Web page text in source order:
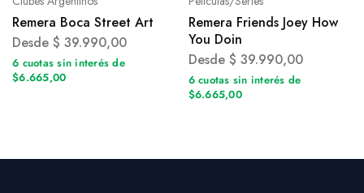
Remera Boca Street Art
Desde $ 39.990,00
6 cuotas sin interés de
$6.665,00
Remera Friends Joey How
You Doin
Desde $ 39.990,00
6 cuotas sin interés de
$6.665,00